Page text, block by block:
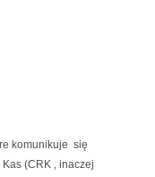
komunikuje się
(CRK , inaczej